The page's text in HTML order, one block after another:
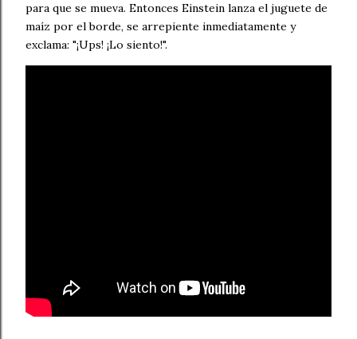
para que se mueva. Entonces Einstein lanza el juguete de
maíz por el borde, se arrepiente inmediatamente y
exclama: "¡Ups! ¡Lo siento!".